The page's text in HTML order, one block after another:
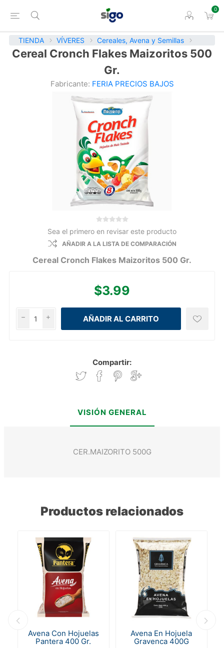
0
TIENDA VÍVERES Cereales, Avena y Semillas
Cereal Cronch Flakes Maizoritos 500
Gr.
Fabricante: FERIA PRECIOS BAJOS
Sea el primero en revisar este producto
AÑADIR A LA LISTA DE COMPARACIÓN
Cereal Cronch Flakes Maizoritos 500 Gr.
$3.99
i
h
Compartir:
VISIÓN GENERAL
CER.MAIZORITO 500G
Productos relacionados
Avena Con Hojuelas
Pantera 400 Gr.
Avena En Hojuela
Gravenca 400G